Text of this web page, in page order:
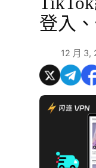
登入
12 月 3,